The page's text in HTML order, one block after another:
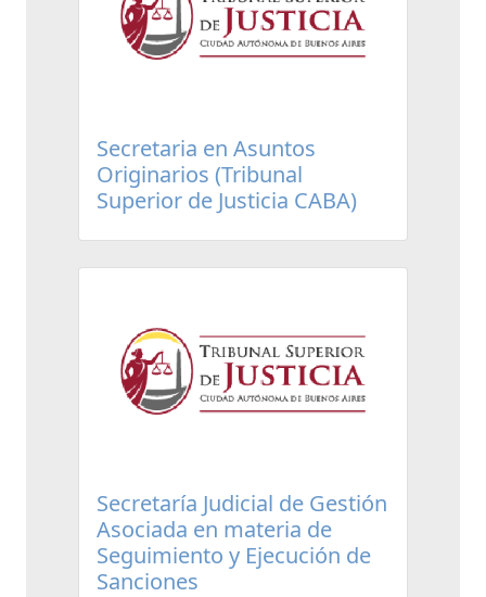
Secretaria en Asuntos
Originarios (Tribunal
Superior de Justicia CABA)
Secretaría Judicial de Gestión
Asociada en materia de
Seguimiento y Ejecución de
Sanciones